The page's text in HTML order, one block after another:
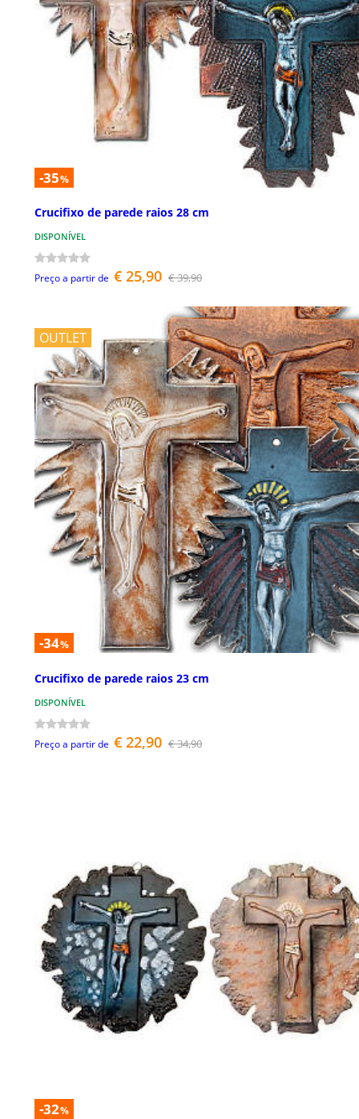
-35%
Crucifixo de parede raios 28 cm
DISPONÍVEL
Preço a partir de € 25,90 € 39,90
OUTLET
-34%
Crucifixo de parede raios 23 cm
DISPONÍVEL
Preço a partir de € 22,90 € 34,90
-32%